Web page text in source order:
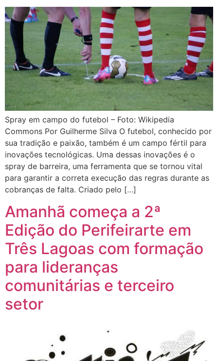
Spray em campo do futebol – Foto: Wikipedia
Commons Por Guilherme Silva O futebol, conhecido por
sua tradição e paixão, também é um campo fértil para
inovações tecnológicas. Uma dessas inovações é o
spray de barreira, uma ferramenta que se tornou vital
para garantir a correta execução das regras durante as
cobranças de falta. Criado pelo […]
Amanhã começa a 2ª
Edição do Perifeirarte em
Três Lagoas com formação
para lideranças
comunitárias e terceiro
setor